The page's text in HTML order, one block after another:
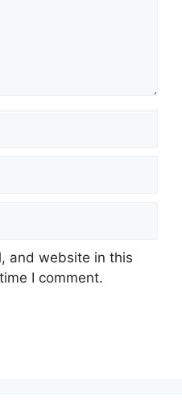
and website in this
I comment.